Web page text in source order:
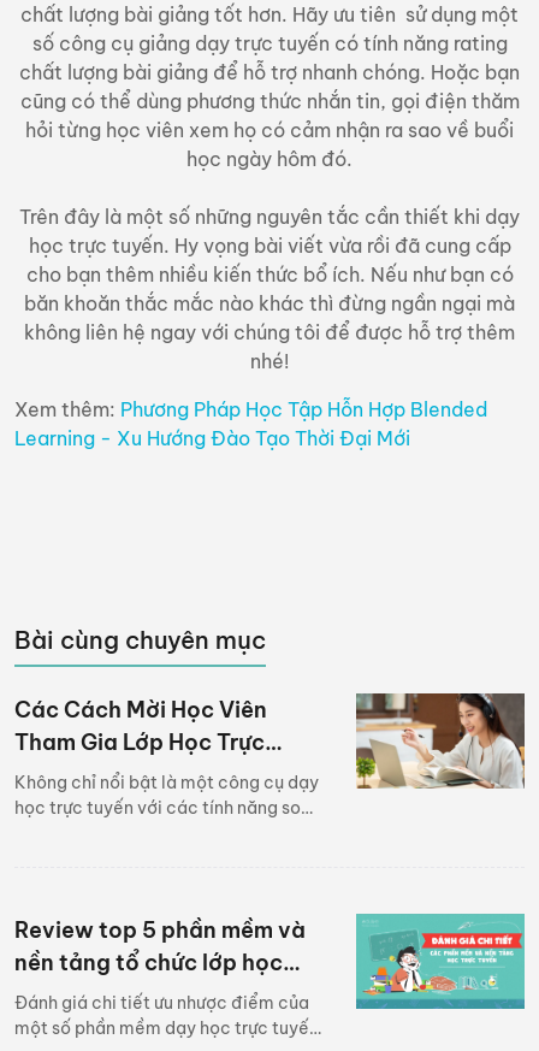
chất lượng bài giảng tốt hơn. Hãy ưu tiên sử dụng một
số công cụ giảng dạy trực tuyến có tính năng rating
chất lượng bài giảng để hỗ trợ nhanh chóng. Hoặc bạn
cũng có thể dùng phương thức nhắn tin, gọi điện thăm
hỏi từng học viên xem họ có cảm nhận ra sao về buổi
học ngày hôm đó.
Trên đây là một số những nguyên tắc cần thiết khi dạy
học trực tuyến. Hy vọng bài viết vừa rồi đã cung cấp
cho bạn thêm nhiều kiến thức bổ ích. Nếu như bạn có
băn khoăn thắc mắc nào khác thì đừng ngần ngại mà
không liên hệ ngay với chúng tôi để được hỗ trợ thêm
nhé!
Xem thêm: Phương Pháp Học Tập Hỗn Hợp Blended
Learning - Xu Hướng Đào Tạo Thời Đại Mới
Bài cùng chuyên mục
Các Cách Mời Học Viên
Tham Gia Lớp Học Trực
Tuyến Cực Nhanh Chóng -
Ứng Dụng Dạy Học Trực
Không chỉ nổi bật là một công cụ dạy
học trực tuyến với các tính năng soạn
cách mời học viên vào lớp trên ứng
dụng của Edulive chưa? Nếu chưa
thì hãy theo dõi bài viết sau đây nhé!
Review top 5 phần mềm và
nền tảng tổ chức lớp học
trực tuyến phổ biến nhất
Đánh giá chi tiết ưu nhược điểm của
một số phần mềm dạy học trực tuyến